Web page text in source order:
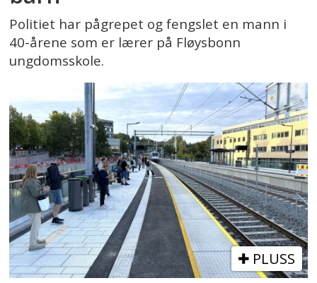
Politiet har pågrepet og fengslet en mann i
40-årene som er lærer på Fløysbonn
ungdomsskole.
PLUSS